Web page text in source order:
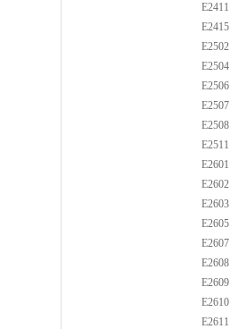
E2411
E2415
E2502
E2504
E2506
E2507
E2508
E2511
E2601
E2602
E2603
E2605
E2607
E2608
E2609
E2610
E2611